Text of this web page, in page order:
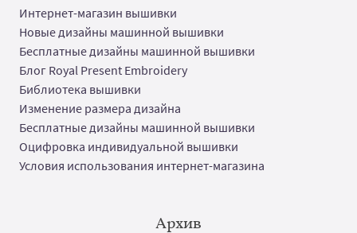
Интернет-магазин вышивки
Новые дизайны машинной вышивки
Бесплатные дизайны машинной вышивки
Блог Royal Present Embroidery
Библиотека вышивки
Изменение размера дизайна
Бесплатные дизайны машинной вышивки
Оцифровка индивидуальной вышивки
Условия использования интернет-магазина
Архив